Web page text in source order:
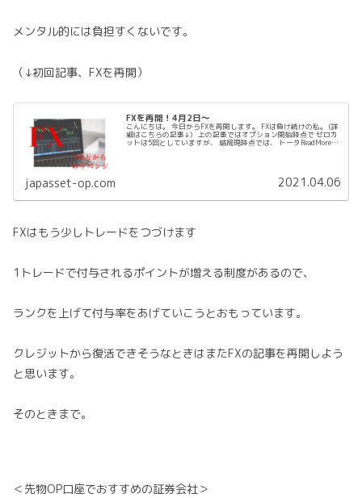
メンタル的には負担すくないです。
（↓初回記事、FXを再開）
FXを再開！4月2日～
こんにちは。 今日からFXを再開します。 FXは負け続けの私。 (詳
細はこちらの記事↓） 上の記事ではオプション開始時点で ゼロカ
ットは5回としていますが、 結局現時点では、 トータReadMore…
japasset-op.com 2021.04.06
FXはもう少しトレードをつづけます
1トレードで付与されるポイントが増える制度があるので、
ランクを上げて付与率をあげていこうとおもっています。
クレジットから復活できそうなときはまたFXの記事を再開しよう
と思います。
そのときまで。
＜先物OP口座でおすすめの証券会社＞